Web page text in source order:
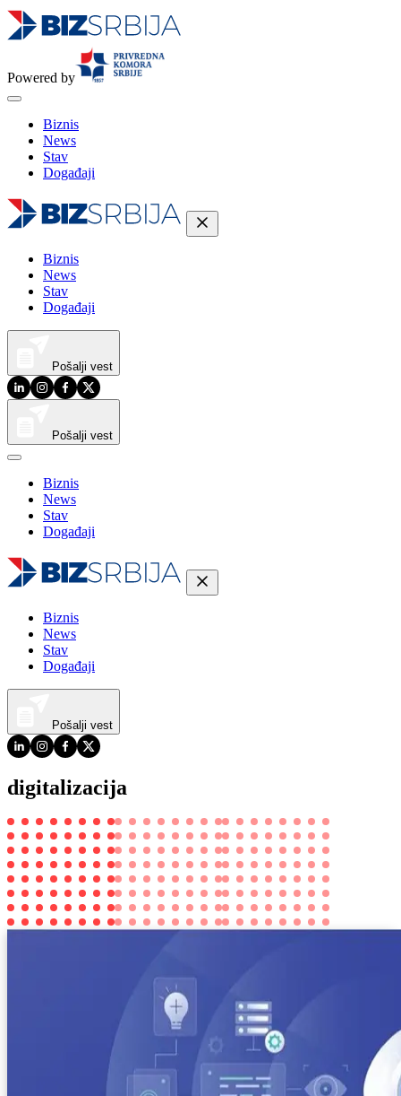
Powered by
Biznis
News
Stav
Događaji
Biznis
News
Stav
Događaji
Pošalji vest
Pošalji vest
Biznis
News
Stav
Događaji
Biznis
News
Stav
Događaji
Pošalji vest
digitalizacija